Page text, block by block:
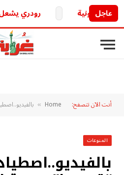
عاجل رودري يشعل
أنت الآن تتصفح: Home
»
المنوعات